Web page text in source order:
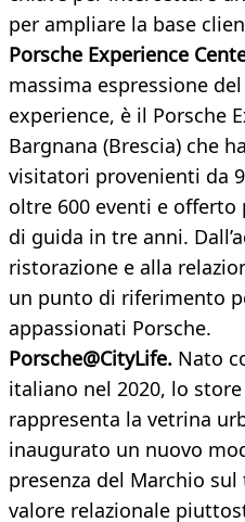
per ampliare la base
Porsche Experience
massima espressione
experience, è il Porsche
Bargnana (Brescia) che
visitatori provenienti da
oltre 600 eventi e offerto
di guida in tre anni.
ristorazione e alla
un punto di riferimento
appassionati Porsche.
Porsche@CityLife. Nato
italiano nel 2020, lo
rappresenta la vetrina
inaugurato un nuovo
presenza del Marchio
valore relazionale